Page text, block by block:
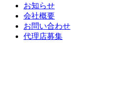
お知らせ
会社概要
お問い合わせ
代理店募集